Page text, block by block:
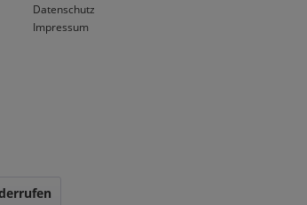
Datenschutz
Impressum